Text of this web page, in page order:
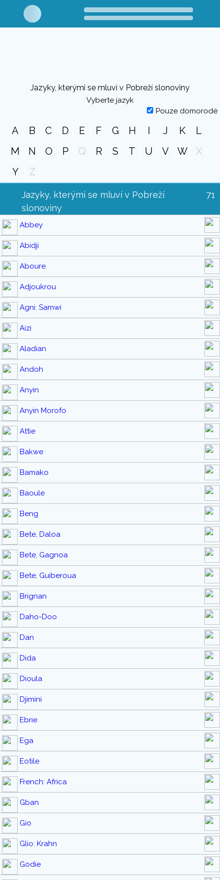
Jazyky, kterými se mluví v Pobreží slonoviny
Vyberte jazyk
Pouze domorodé
A B C D E F G H I J K
L
M
N O P Q R S T U V W
X
Y
Z
Jazyky, kterými se mluví v Pobreží
slonoviny
71
Abbey
Abidji
Aboure
Adjoukrou
Agni: Samwi
Aizi
Aladian
Andoh
Anyin
Anyin Morofo
Attie
Bakwe
Bamako
Baoule
Beng
Bete, Daloa
Bete, Gagnoa
Bete, Guiberoua
Brignan
Daho-Doo
Dan
Dida
Dioula
Djimini
Ebrie
Ega
Eotile
French: Africa
Gban
Gio
Glio: Krahn
Godie